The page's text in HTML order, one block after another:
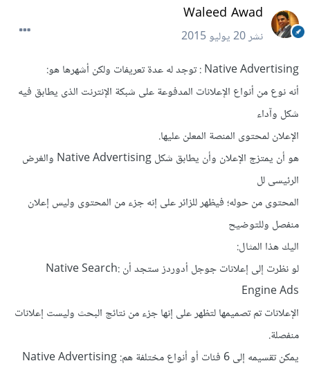
Waleed Awad
نشر20 يوليو 2015
Native Advertising : توجد له عدة تعريفات ولكن أشهرها هو:
أنه نوع من أنواع الإعلانات المدفوعة على شبكة الإنترنت الذى يطابق فيه
شكل وآداء
الإعلان لمحتوى المنصة المعلن عليها.
هو أن يمتزج الإعلان وأن يطابق شكل Native Advertising والغرض
الرئيسى لل
المحتوى من حوله؛ فيظهر للزائر على إنه جزء من المحتوى وليس إعلان
منفصل وللتوضيح
اليك هذا المثال:
لو نظرت إلى إعلانات جوجل أدوردز ستجد أن :Native Search
Engine Ads
الإعلانات تم تصميمها لتظهر على إنها جزء من نتائج البحث وليست إعلانات
منفصلة.
يمكن تقسيمه إلى 6 فئات أو أنواع مختلفة هم: Native Advertising